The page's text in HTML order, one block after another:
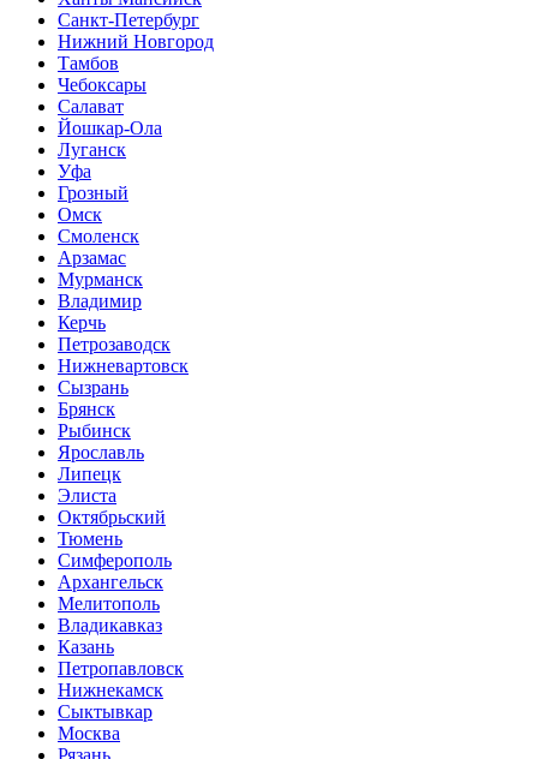
Санкт-Петербург
Нижний Новгород
Тамбов
Чебоксары
Салават
Йошкар-Ола
Луганск
Уфа
Грозный
Омск
Смоленск
Арзамас
Мурманск
Владимир
Керчь
Петрозаводск
Нижневартовск
Сызрань
Брянск
Рыбинск
Ярославль
Липецк
Элиста
Октябрьский
Тюмень
Симферополь
Архангельск
Мелитополь
Владикавказ
Казань
Петропавловск
Нижнекамск
Сыктывкар
Москва
Рязань